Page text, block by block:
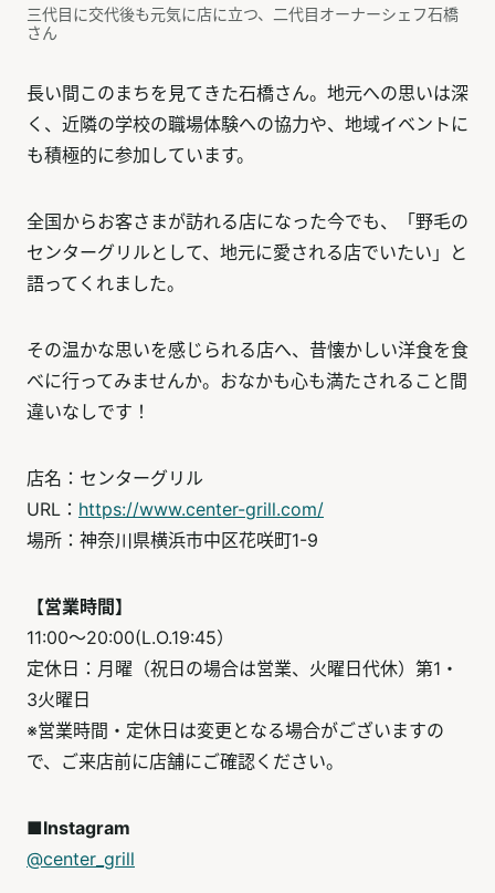
三代目に交代後も元気に店に立つ、二代目オーナーシェフ石橋
さん
長い間このまちを見てきた石橋さん。地元への思いは深
く、近隣の学校の職場体験への協力や、地域イベントに
も積極的に参加しています。
全国からお客さまが訪れる店になった今でも、「野毛の
センターグリルとして、地元に愛される店でいたい」と
語ってくれました。
その温かな思いを感じられる店へ、昔懐かしい洋食を食
べに行ってみませんか。おなかも心も満たされること間
違いなしです！
店名：センターグリル
URL： https://www.center-grill.com/
場所：神奈川県横浜市中区花咲町1-9
【営業時間】
11:00～20:00(L.O.19:45）
定休日：月曜（祝日の場合は営業、火曜日代休）第1・
3火曜日
※営業時間・定休日は変更となる場合がございますの
で、ご来店前に店舗にご確認ください。
■Instagram
@center_grill